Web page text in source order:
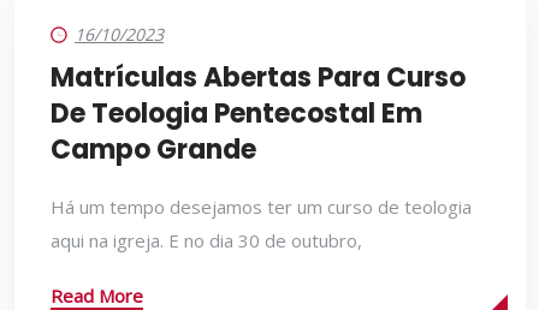
16/10/2023
Matrículas Abertas Para Curso
De Teologia Pentecostal Em
Campo Grande
Há um tempo desejamos ter um curso de teologia
aqui na igreja. E no dia 30 de outubro,
Read More